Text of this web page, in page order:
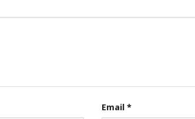
Email *